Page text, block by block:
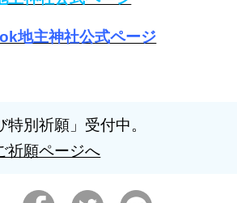
地主神社公式ページ
特別祈願」受付中。
祈願ページへ